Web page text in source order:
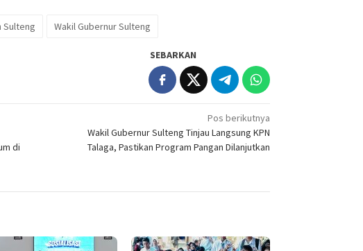
Sulteng Wakil Gubernur Sulteng
SEBARKAN
di
Pos berikutnya
Wakil Gubernur Sulteng Tinjau Langsung KPN
Talaga, Pastikan Program Pangan Dilanjutkan